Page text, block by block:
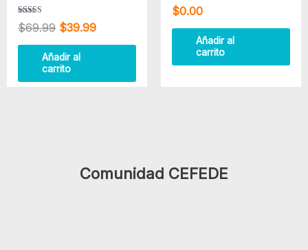
Valorado con
5.00
$69.99 $39.99
Añadir al
carrito
Valorado con
5.00
$0.00
Añadir al
carrito
Comunidad CEFEDE